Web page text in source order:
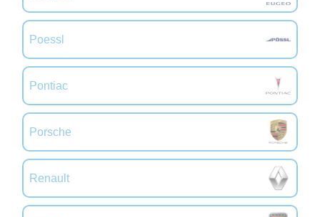
Poessl
Pontiac
Porsche
Renault